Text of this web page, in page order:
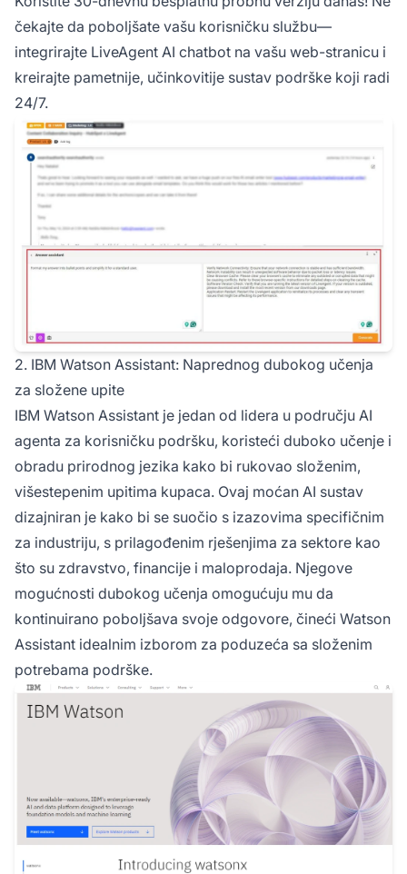
čekajte da poboljšate vašu korisničku službu—
integrirajte LiveAgent AI chatbot na vašu web-stranicu i
kreirajte pametnije, učinkovitije sustav podrške koji radi
24/7.
2. IBM Watson Assistant: Naprednog dubokog učenja
za složene upite
IBM Watson Assistant je jedan od lidera u području AI
agenta za korisničku podršku, koristeći duboko učenje i
obradu prirodnog jezika kako bi rukovao složenim,
višestepenim upitima kupaca. Ovaj moćan AI sustav
dizajniran je kako bi se suočio s izazovima specifičnim
za industriju, s prilagođenim rješenjima za sektore kao
što su zdravstvo, financije i maloprodaja. Njegove
mogućnosti dubokog učenja omogućuju mu da
kontinuirano poboljšava svoje odgovore, čineći Watson
Assistant idealnim izborom za poduzeća sa složenim
potrebama podrške.